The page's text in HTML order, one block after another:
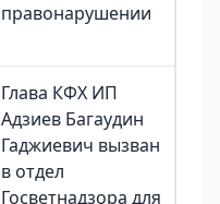
правонарушении
Глава КФХ ИП
Адзиев Багаудин
Гаджиевич вызван
в отдел
Госветнадзора для